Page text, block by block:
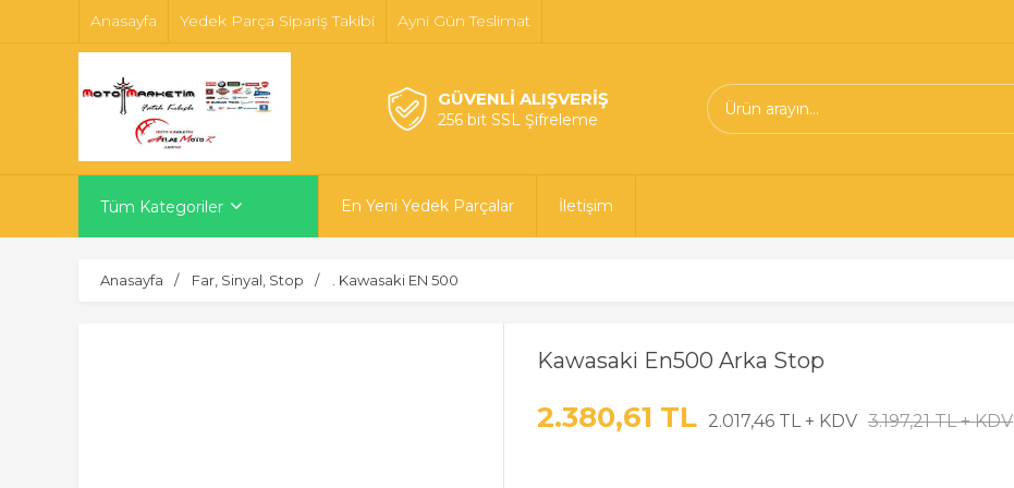
Anasayfa Yedek Parça Sipariş Takibi Ayni Gün Teslimat
GÜVENLİ ALIŞVERİŞ
256 bit SSL Şifreleme
Tüm Kategoriler En Yeni Yedek Parçalar İletişim
Anasayfa Far, Sinyal, Stop . Kawasaki EN 500
Kawasaki En500 Arka Stop
2.380,61 TL 2.017,46 TL + KDV 3.197,21 TL + KDV